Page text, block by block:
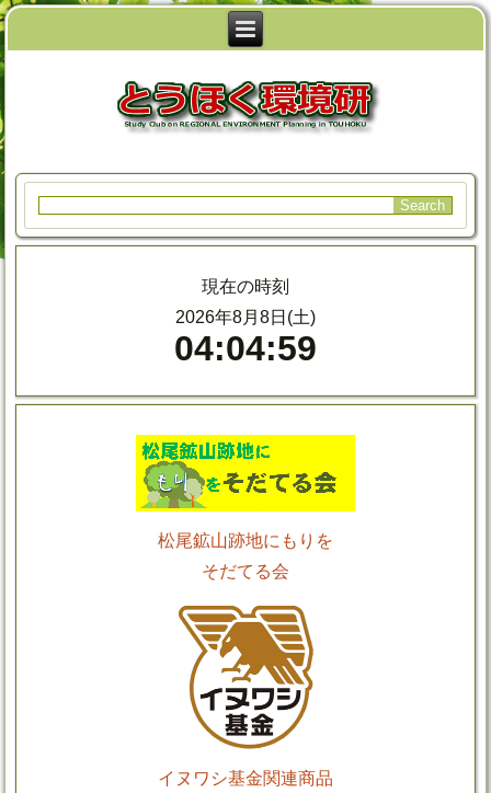
現在の時刻
2026年8月8日(土)
04:05:00
松尾鉱山跡地にもりを
そだてる会
イヌワシ基金関連商品